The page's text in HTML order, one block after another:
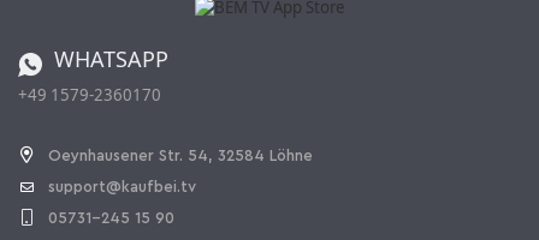
OPAL_WITHDRAW_LINK_TEXT
WHATSAPP
+49 1579-2360170
Oeynhausener Str. 54, 32584 Löhne
support@kaufbei.tv
05731-245 15 90